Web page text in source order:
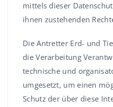
mittels dieser
ihnen zustehenden
Die Antretter Erd- und
die Verarbeitung
technische und
umgesetzt, um einen
Schutz der über diese